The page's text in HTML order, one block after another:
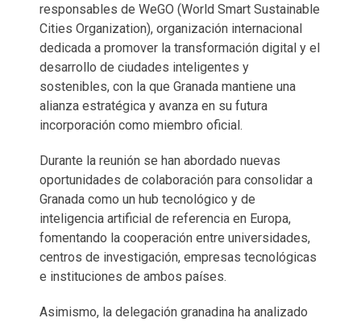
responsables de WeGO (World Smart Sustainable
Cities Organization), organización internacional
dedicada a promover la transformación digital y el
desarrollo de ciudades inteligentes y
sostenibles, con la que Granada mantiene una
alianza estratégica y avanza en su futura
incorporación como miembro oficial.
Durante la reunión se han abordado nuevas
oportunidades de colaboración para consolidar a
Granada como un hub tecnológico y de
inteligencia artificial de referencia en Europa,
fomentando la cooperación entre universidades,
centros de investigación, empresas tecnológicas
e instituciones de ambos países.
Asimismo, la delegación granadina ha analizado